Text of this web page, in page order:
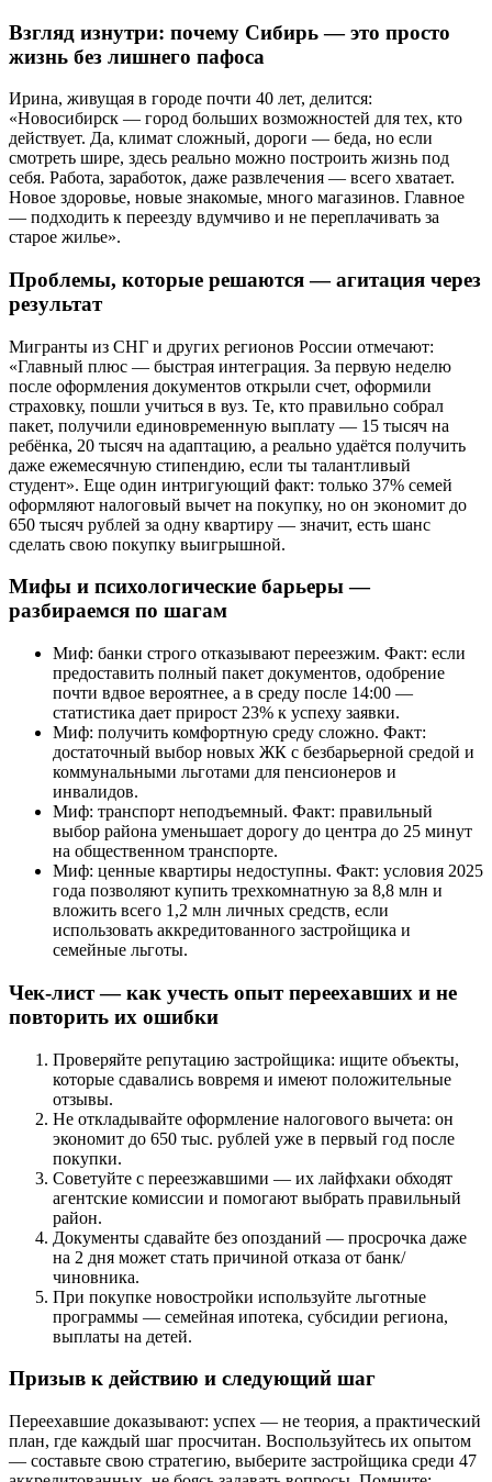
Взгляд изнутри: почему Сибирь — это просто
жизнь без лишнего пафоса
Ирина, живущая в городе почти 40 лет, делится:
«Новосибирск — город больших возможностей для тех, кто
действует. Да, климат сложный, дороги — беда, но если
смотреть шире, здесь реально можно построить жизнь под
себя. Работа, заработок, даже развлечения — всего хватает.
Новое здоровье, новые знакомые, много магазинов. Главное
— подходить к переезду вдумчиво и не переплачивать за
старое жилье».
Проблемы, которые решаются — агитация через
результат
Мигранты из СНГ и других регионов России отмечают:
«Главный плюс — быстрая интеграция. За первую неделю
после оформления документов открыли счет, оформили
страховку, пошли учиться в вуз. Те, кто правильно собрал
пакет, получили единовременную выплату — 15 тысяч на
ребёнка, 20 тысяч на адаптацию, а реально удаётся получить
даже ежемесячную стипендию, если ты талантливый
студент». Еще один интригующий факт: только 37% семей
оформляют налоговый вычет на покупку, но он экономит до
650 тысяч рублей за одну квартиру — значит, есть шанс
сделать свою покупку выигрышной.
Мифы и психологические барьеры —
разбираемся по шагам
Миф: банки строго отказывают переезжим. Факт: если
предоставить полный пакет документов, одобрение
почти вдвое вероятнее, а в среду после 14:00 —
статистика дает прирост 23% к успеху заявки.
Миф: получить комфортную среду сложно. Факт:
достаточный выбор новых ЖК с безбарьерной средой и
коммунальными льготами для пенсионеров и
инвалидов.
Миф: транспорт неподъемный. Факт: правильный
выбор района уменьшает дорогу до центра до 25 минут
на общественном транспорте.
Миф: ценные квартиры недоступны. Факт: условия 2025
года позволяют купить трехкомнатную за 8,8 млн и
вложить всего 1,2 млн личных средств, если
использовать аккредитованного застройщика и
семейные льготы.
Чек-лист — как учесть опыт переехавших и не
повторить их ошибки
Проверяйте репутацию застройщика: ищите объекты,
которые сдавались вовремя и имеют положительные
отзывы.
Не откладывайте оформление налогового вычета: он
экономит до 650 тыс. рублей уже в первый год после
покупки.
Советуйте с переезжавшими — их лайфхаки обходят
агентские комиссии и помогают выбрать правильный
район.
Документы сдавайте без опозданий — просрочка даже
на 2 дня может стать причиной отказа от банк/
чиновника.
При покупке новостройки используйте льготные
программы — семейная ипотека, субсидии региона,
выплаты на детей.
Призыв к действию и следующий шаг
Переехавшие доказывают: успех — не теория, а практический
план, где каждый шаг просчитан. Воспользуйтесь их опытом
— составьте свою стратегию, выберите застройщика среди 47